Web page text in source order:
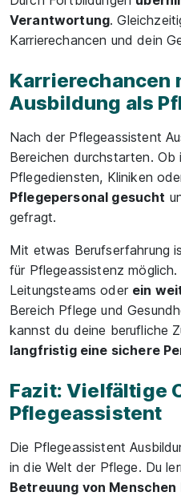
Verantwortung.
Karrierechancen und dein
Karrierechancen
Ausbildung als
Nach der Pflegeassistent
Bereichen durchstarten. Ob
Pflegediensten, Kliniken
Pflegepersonal gesucht
gefragt.
Mit etwas Berufserfahrung
für Pflegeassistenz
Leitungsteams oder ein
Bereich Pflege und
kannst du deine berufliche
langfristig eine sichere
Fazit: Vielfältige
Pflegeassistent
Die Pflegeassistent
in die Welt der Pflege. Du
Betreuung von